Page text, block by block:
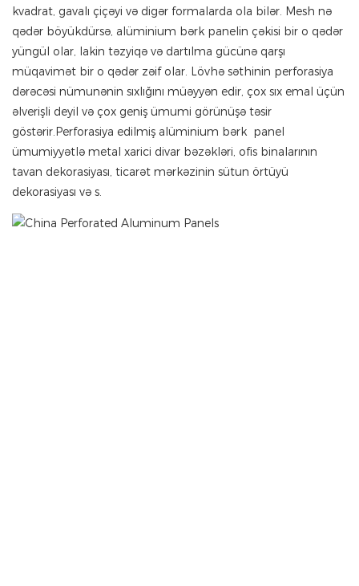
kvadrat, gavalı çiçəyi və digər formalarda ola bilər. Mesh nə
qədər böyükdürsə, alüminium bərk panelin çəkisi bir o qədər
yüngül olar, lakin təzyiqə və dartılma gücünə qarşı
müqavimət bir o qədər zəif olar. Lövhə səthinin perforasiya
dərəcəsi nümunənin sıxlığını müəyyən edir, çox sıx emal üçün
əlverişli deyil və çox geniş ümumi görünüşə təsir
göstərir.Perforasiya edilmiş alüminium bərk panel
ümumiyyətlə metal xarici divar bəzəkləri, ofis binalarının
tavan dekorasiyası, ticarət mərkəzinin sütun örtüyü
dekorasiyası və s.